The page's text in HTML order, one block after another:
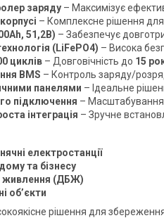
заряду – Максимізує
– Комплексне рішення
51,2В) – Забезпечує
(LiFePO4) – Висока
циклів – Довговічність до 15
BMS – Контроль заряду/
панелями – Ідеальне
підключення – Масштабування
інтеграція – Зручне
електростанції
та бізнесу
живлення (ДБЖ)
об’єкти
рішення для